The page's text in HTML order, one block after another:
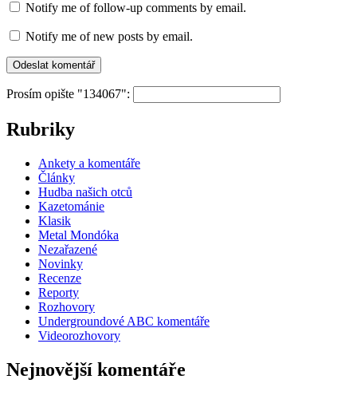
Notify me of follow-up comments by email.
Notify me of new posts by email.
Prosím opište "134067":
Rubriky
Ankety a komentáře
Články
Hudba našich otců
Kazetománie
Klasik
Metal Mondóka
Nezařazené
Novinky
Recenze
Reporty
Rozhovory
Undergroundové ABC komentáře
Videorozhovory
Nejnovější komentáře